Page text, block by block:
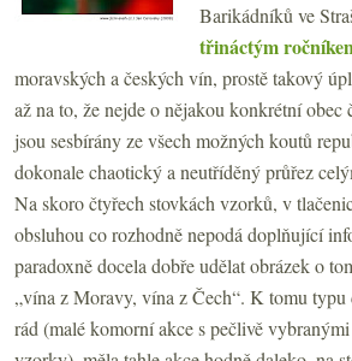
Barikádníků ve
třináctým
moravských a českých vín, prostě takový
až na to, že nejde o nějakou konkrétní
jsou sesbírány ze všech možných koutů
dokonale chaotický a neutříděný průřez
Na skoro čtyřech stovkách vzorků, v
obsluhou co rozhodně nepodá doplňující
paradoxně docela dobře udělat obrázek o
„vína z Moravy, vína z Čech“. K tomu typu
rád (malé komorní akce s pečlivě